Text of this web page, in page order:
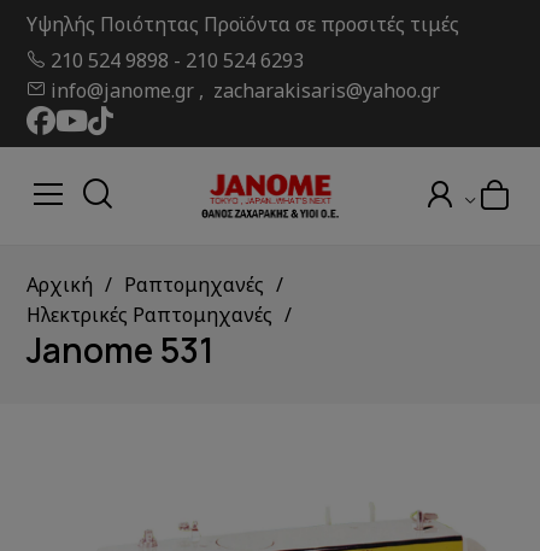
Υψηλής Ποιότητας Προϊόντα σε προσιτές τιμές
210 524 9898 - 210 524 6293
info@janome.gr , zacharakisaris@yahoo.gr
Αρχική
Ραπτομηχανές
Ηλεκτρικές Ραπτομηχανές
Janome 531